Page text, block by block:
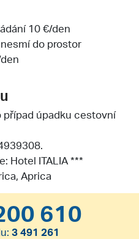
10 €/den
do prostor
případ úpadku cestovní
Hotel ITALIA ***
Aprica
610
3 491 261